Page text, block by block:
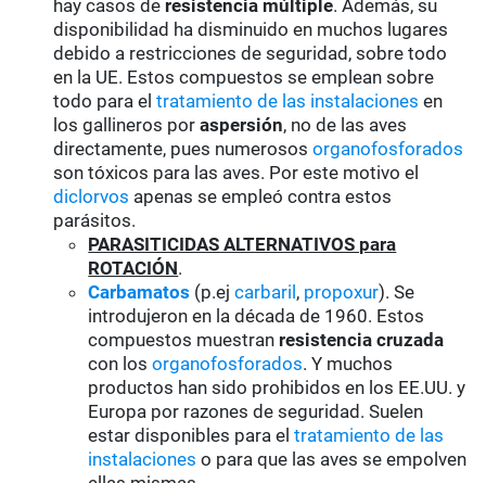
hay casos de resistencia múltiple. Además, su
disponibilidad ha disminuido en muchos lugares
debido a restricciones de seguridad, sobre todo
en la UE. Estos compuestos se emplean sobre
todo para eltratamiento de las instalaciones en
los gallineros poraspersión, no de las aves
directamente, pues numerososorganofosforados
son tóxicos para las aves. Por este motivo el
diclorvos apenas se empleó contra estos
parásitos.
PARASITICIDAS ALTERNATIVOS para
ROTACIÓN.
Carbamatos (p.ejcarbaril , propoxur). Se
introdujeron en la década de 1960. Estos
compuestos muestran resistencia cruzada
con losorganofosforados. Y muchos
productos han sido prohibidos en los EE.UU. y
Europa por razones de seguridad. Suelen
estar disponibles para eltratamiento de las
instalaciones o para que las aves se empolven